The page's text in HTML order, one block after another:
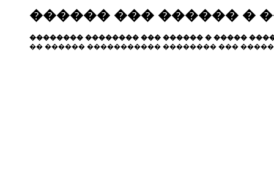
������ ��� ������ �
�������� �������� ��� ������ � �����
�� ������ ����������� �������� ���